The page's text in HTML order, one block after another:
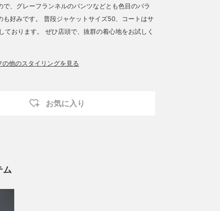
で、グレーフランネルのパンツなどとも色目のバラ
も好みです。 普段ジャケットサイズ50、コートはサ
ております。 ぜひ店頭で、抜群の着心地をお試しく
の他のスタイリングを見る
お気に入り
ム